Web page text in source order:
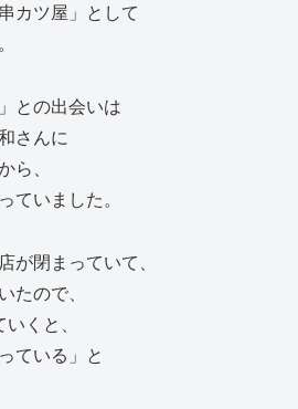
カツ屋」として
との出会いは
さんに
ら、
ていました。
が閉まっていて、
たので、
くと、
ている」と